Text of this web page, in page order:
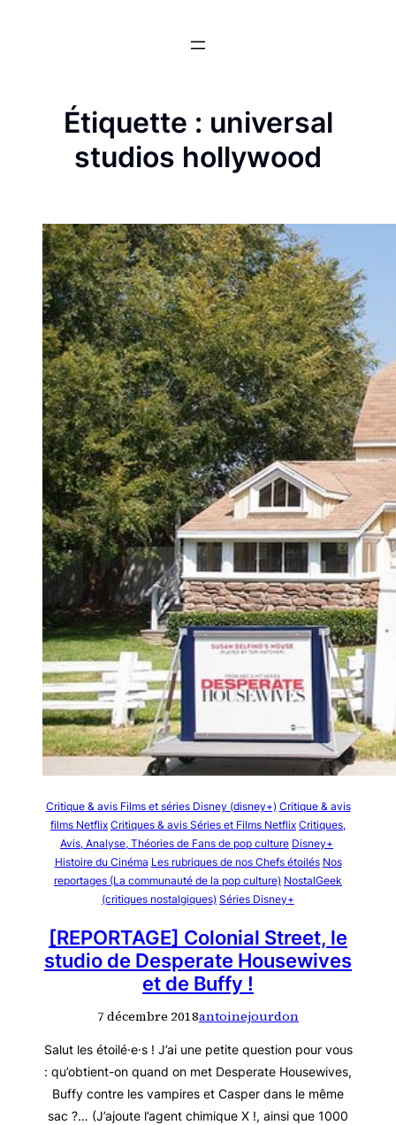
Étiquette : universal
studios hollywood
Critique & avis Films et séries Disney (disney+) Critique & avis
films Netflix Critiques & avis Séries et Films Netflix Critiques,
Avis, Analyse, Théories de Fans de pop culture Disney+
Histoire du Cinéma Les rubriques de nos Chefs étoilés Nos
reportages (La communauté de la pop culture) NostalGeek
(critiques nostalgiques) Séries Disney+
[REPORTAGE] Colonial Street, le
studio de Desperate Housewives
et de Buffy !
7 décembre 2018antoinejourdon
Salut les étoilé·e·s ! J’ai une petite question pour vous
: qu’obtient-on quand on met Desperate Housewives,
Buffy contre les vampires et Casper dans le même
sac ?… (J’ajoute l’agent chimique X !, ainsi que 1000